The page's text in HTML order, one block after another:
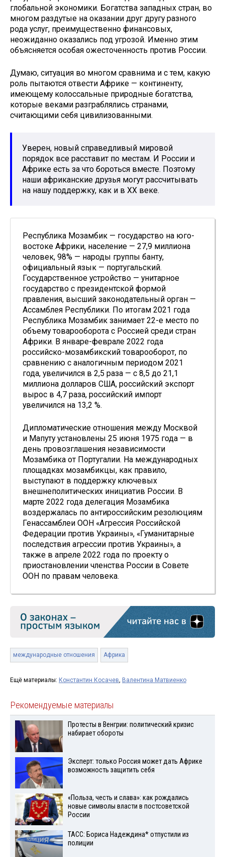
глобальной экономики. Богатства западных стран, во
многом раздутые на оказании друг другу разного
рода услуг, преимущественно финансовых,
неожиданно оказались под угрозой. Именно этим
объясняется особая ожесточенность против России.
Думаю, ситуация во многом сравнима и с тем, какую
роль пытаются отвести Африке — континенту,
имеющему колоссальные природные богатства,
которые веками разграблялись странами,
считающими себя цивилизованными.
Уверен, новый справедливый мировой
порядок все расставит по местам. И России и
Африке есть за что бороться вместе. Поэтому
наши африканские друзья могут рассчитывать
на нашу поддержку, как и в XX веке.
Республика Мозамбик — государство на юго-
востоке Африки, население — 27,9 миллиона
человек, 98% — народы группы банту,
официальный язык — португальский.
Государственное устройство — унитарное
государство с президентской формой
правления, высший законодательный орган —
Ассамблея Республики. По итогам 2021 года
Республика Мозамбик занимает 22-е место по
объему товарооборота с Россией среди стран
Африки. В январе-феврале 2022 года
российско-мозамбикский товарооборот, по
сравнению с аналогичным периодом 2021
года, увеличился в 2,5 раза — с 8,5 до 21,1
миллиона долларов США, российский экспорт
вырос в 4,7 раза, российский импорт
увеличился на 13,2 %.
Дипломатические отношения между Москвой
и Мапуту установлены 25 июня 1975 года — в
день провозглашения независимости
Мозамбика от Португалии. На международных
площадках мозамбикцы, как правило,
выступают в поддержку ключевых
внешнеполитических инициатив России. В
марте 2022 года делегация Мозамбика
воздержалась по антироссийским резолюциям
Генассамблеи ООН «Агрессия Российской
Федерации против Украины», «Гуманитарные
последствия агрессии против Украины», а
также в апреле 2022 года по проекту о
приостановлении членства России в Совете
ООН по правам человека.
международные отношения Африка
Ещё материалы: Константин Косачев, Валентина Матвиенко
Рекомендуемые материалы
Протесты в Венгрии: политический кризис
набирает обороты
Эксперт: только Россия может дать Африке
возможность защитить себя
«Польза, честь и слава»: как рождались
новые символы власти в постсоветской
России
ТАСС: Бориса Надеждина* отпустили из
полиции